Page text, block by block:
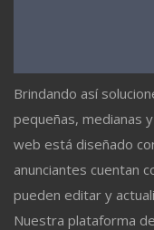
Brindando así
pequeñas, medianas
web está diseñado
anunciantes cuentan
pueden editar y
Nuestra plataforma